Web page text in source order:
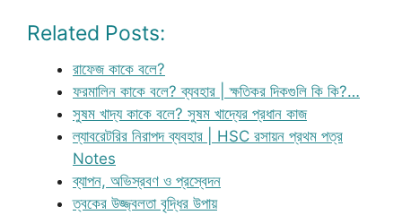
Related Posts:
রাফেজ কাকে বলে?
ফরমালিন কাকে বলে? ব্যবহার | ক্ষতিকর দিকগুলি কি কি?…
সুষম খাদ্য কাকে বলে? সুষম খাদ্যের প্রধান কাজ
ল্যাবরেটরির নিরাপদ ব্যবহার | HSC রসায়ন প্রথম পত্র
Notes
ব্যাপন, অভিস্রবণ ও প্রস্বেদন
ত্বকের উজ্জ্বলতা বৃদ্ধির উপায়